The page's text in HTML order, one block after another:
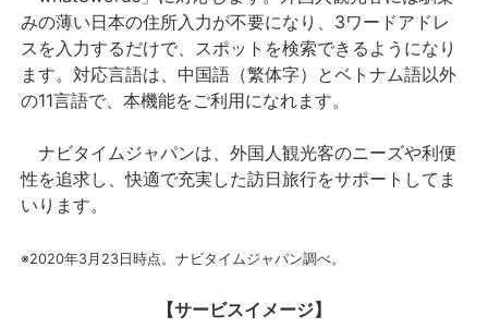
みの薄い日本の住所入力が不要になり、3ワードアドレ
スを入力するだけで、スポットを検索できるようになり
ます。対応言語は、中国語（繁体字）とベトナム語以外
の11言語で、本機能をご利用になれます。
ナビタイムジャパンは、外国人観光客のニーズや利便
性を追求し、快適で充実した訪日旅行をサポートしてま
いります。
※2020年3月23日時点。ナビタイムジャパン調べ。
【サービスイメージ】